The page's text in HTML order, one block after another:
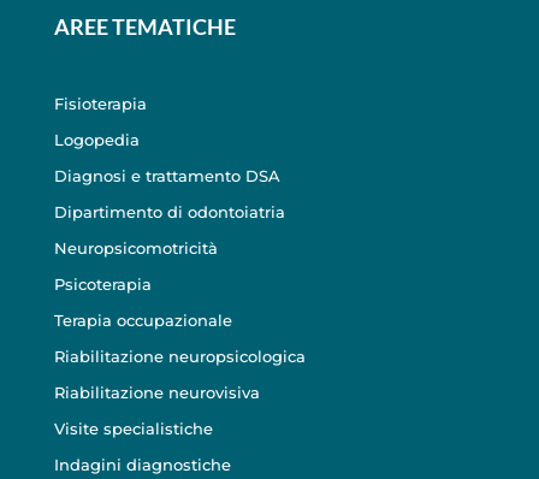
AREE TEMATICHE
Fisioterapia
Logopedia
Diagnosi e trattamento DSA
Dipartimento di odontoiatria
Neuropsicomotricità
Psicoterapia
Terapia occupazionale
Riabilitazione neuropsicologica
Riabilitazione neurovisiva
Visite specialistiche
Indagini diagnostiche